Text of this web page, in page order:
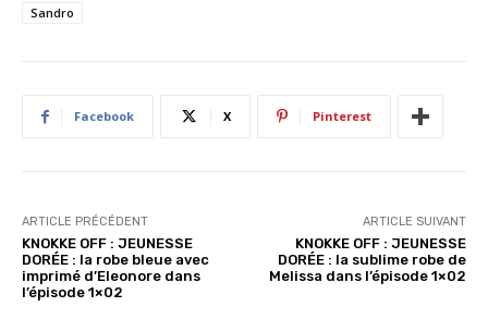
m
…
Sandro
Facebook X Pinterest
ARTICLE PRÉCÉDENT
KNOKKE OFF : JEUNESSE
DORÉE : la robe bleue avec
imprimé d’Eleonore dans
l’épisode 1×02
ARTICLE SUIVANT
KNOKKE OFF : JEUNESSE
DORÉE : la sublime robe de
Melissa dans l’épisode 1×02